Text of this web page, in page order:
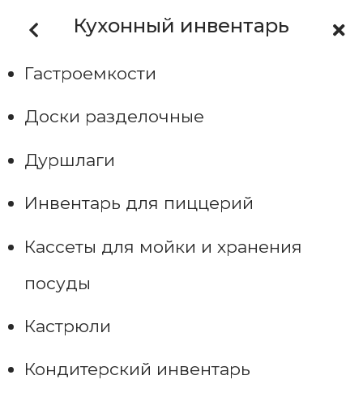
Кухонный инвентарь
Гастроемкости
Доски разделочные
Дуршлаги
Инвентарь для пиццерий
Кассеты для мойки и хранения
посуды
Кастрюли
Кондитерский инвентарь